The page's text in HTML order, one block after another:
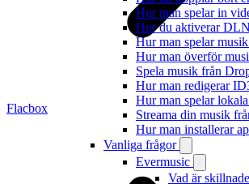
Hur man spelar in
Hur du aktiverar
Hur man spelar
Hur man överför
Spela musik från
Hur man redigerar
Hur man spelar
Streama din musik
Hur man installerar
Vanliga frågor
Evermusic
Vad är
Flacbox